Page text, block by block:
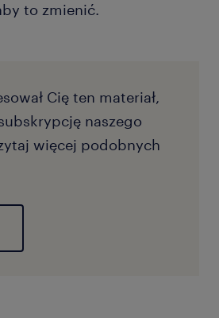
to zmienić.
Cię ten materiał,
naszego
więcej podobnych